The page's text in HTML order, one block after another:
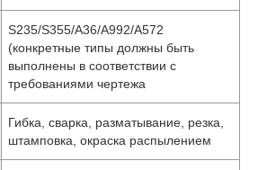
S235/S355/A36/A992/A572
(конкретные типы должны быть
выполнены в соответствии с
требованиями чертежа
Гибка, сварка, разматывание, резка,
штамповка, окраска распылением